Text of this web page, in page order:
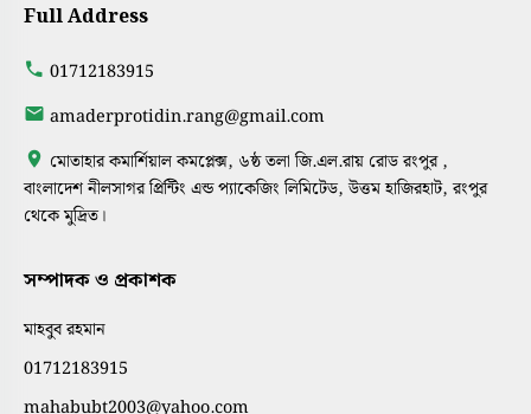
Full Address
01712183915
amaderprotidin.rang@gmail.com
মোতাহার কমার্শিয়াল কমপ্লেক্স, ৬ষ্ঠ তলা জি.এল.রায় রোড রংপুর ,
বাংলাদেশ নীলসাগর প্রিন্টিং এন্ড প্যাকেজিং লিমিটেড, উত্তম হাজিরহাট, রংপুর
থেকে মুদ্রিত।
সম্পাদক ও প্রকাশক
মাহবুব রহমান
01712183915
mahabubt2003@yahoo.com